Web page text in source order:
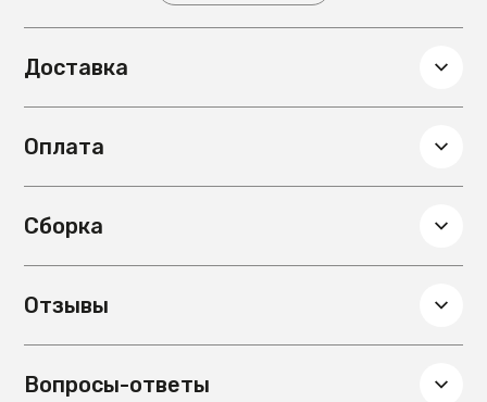
Доставка
Оплата
Сборка
Отзывы
Вопросы-ответы